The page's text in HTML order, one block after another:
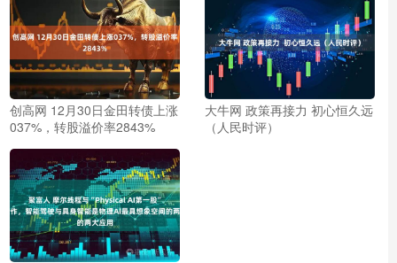
创高网 12月30日金田转债上涨
037%，转股溢价率2843%
大牛网 政策再接力 初心恒久远
（人民时评）